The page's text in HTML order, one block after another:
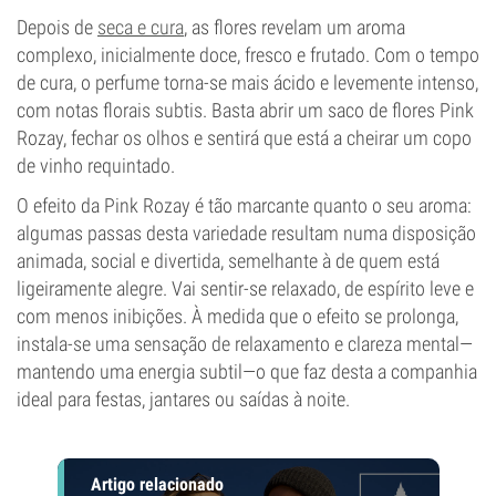
Depois de seca e cura, as flores revelam um aroma
complexo, inicialmente doce, fresco e frutado. Com o tempo
de cura, o perfume torna-se mais ácido e levemente intenso,
com notas florais subtis. Basta abrir um saco de flores Pink
Rozay, fechar os olhos e sentirá que está a cheirar um copo
de vinho requintado.
O efeito da Pink Rozay é tão marcante quanto o seu aroma:
algumas passas desta variedade resultam numa disposição
animada, social e divertida, semelhante à de quem está
ligeiramente alegre. Vai sentir-se relaxado, de espírito leve e
com menos inibições. À medida que o efeito se prolonga,
instala-se uma sensação de relaxamento e clareza mental—
mantendo uma energia subtil—o que faz desta a companhia
ideal para festas, jantares ou saídas à noite.
Artigo relacionado